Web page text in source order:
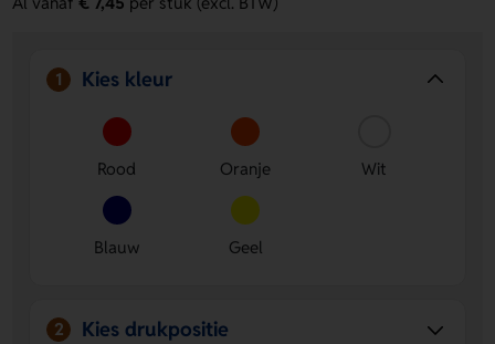
Persoonlijke bedrukking mogelijk
of eigen ontwerp aanbrengen op product.
Kies een kleur die past
- Verkrijgbaar in Rood, Oranje,
Wit, Blauw en Geel.
1 Kies kleur
Rood Oranje Wit
Blauw Geel
2 Kies drukpositie